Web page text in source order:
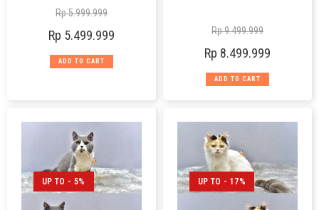
Rp5.999.999
Rp 5.499.999
ADD TO CART
Rp9.499.999
Rp 8.499.999
ADD TO CART
UP TO - 5% UP TO - 17%